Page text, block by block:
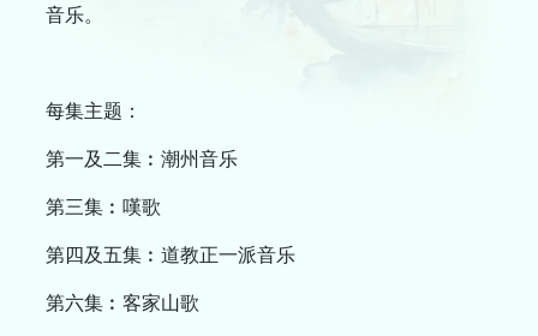
音乐。
每集主题：
第一及二集︰潮州音乐
第三集︰嘆歌
第四及五集︰道教正一派音乐
第六集︰客家山歌